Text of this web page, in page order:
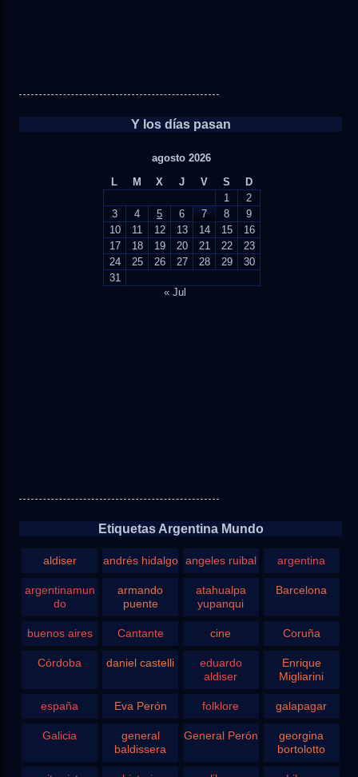
Y los días pasan
agosto 2026
L
M X J V S
D
1
2
3
4 5 6 7 8
9
10
11 12 13 14 15
16
17
18 19 20 21 22
23
24
25 26 27 28 29
30
31
« Jul
Etiquetas Argentina Mundo
aldiser andrés hidalgo angeles ruibal argentina
argentinamun
do
armando
puente
atahualpa
yupanqui
Barcelona
buenos aires Cantante cine Coruña
Córdoba daniel castelli
eduardo
aldiser
Enrique
Migliarini
españa Eva Perón folklore galapagar
Galicia
general
baldissera
General Perón
georgina
bortolotto